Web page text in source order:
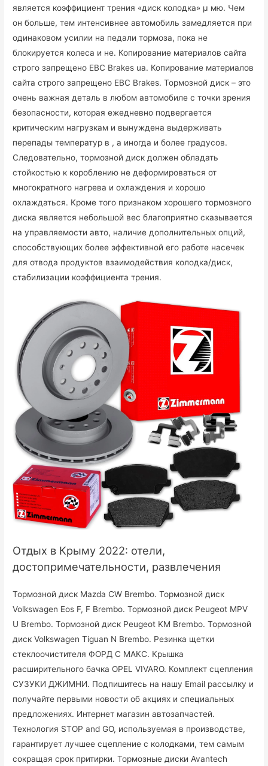
является коэффициент трения «диск колодка» μ мю. Чем
он больше, тем интенсивнее автомобиль замедляется при
одинаковом усилии на педали тормоза, пока не
блокируется колеса и не. Копирование материалов сайта
строго запрещено EBC Brakes ua. Копирование материалов
сайта строго запрещено EBC Brakes. Тормозной диск – это
очень важная деталь в любом автомобиле с точки зрения
безопасности, которая ежедневно подвергается
критическим нагрузкам и вынуждена выдерживать
перепады температур в , а иногда и более градусов.
Следовательно, тормозной диск должен обладать
стойкостью к короблению не деформироваться от
многократного нагрева и охлаждения и хорошо
охлаждаться. Кроме того признаком хорошего тормозного
диска является небольшой вес благоприятно сказывается
на управляемости авто, наличие дополнительных опций,
способствующих более эффективной его работе насечек
для отвода продуктов взаимодействия колодка/диск,
стабилизации коэффициента трения.
Отдых в Крыму 2022: отели,
достопримечательности, развлечения
Тормозной диск Mazda CW Brembo. Тормозной диск
Volkswagen Eos F, F Brembo. Тормозной диск Peugeot MPV
U Brembo. Тормозной диск Peugeot KM Brembo. Тормозной
диск Volkswagen Tiguan N Brembo. Резинка щетки
стеклоочистителя ФОРД С МАКС. Крышка
расширительного бачка OPEL VIVARO. Комплект сцепления
CУЗУКИ ДЖИМНИ. Подпишитесь на нашу Email рассылку и
получайте первыми новости об акциях и специальных
предложениях. Интернет магазин автозапчастей.
Технология STOP and GO, используемая в производстве,
гарантирует лучшее сцепление с колодками, тем самым
сокращая срок притирки. Тормозные диски Avantech